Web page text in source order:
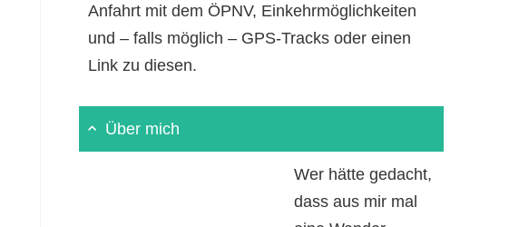
Anfahrt mit dem ÖPNV, Einkehrmöglichkeiten
und – falls möglich – GPS-Tracks oder einen
Link zu diesen.
Über mich
Wer hätte gedacht,
dass aus mir mal